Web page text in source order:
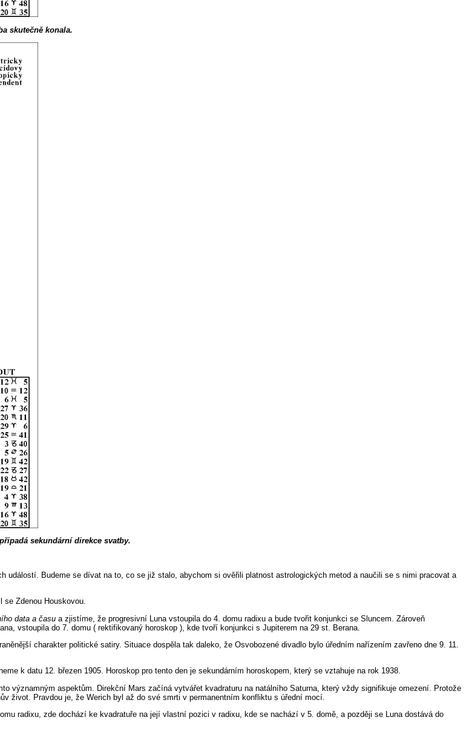
skutečně konala.
sekundární direkce svatby.
událostí. Budeme se dívat na to, co se již stalo, abychom si ověřili platnost astrologických metod a naučili se s nimi pracovat a
se Zdenou Houskovou.
data a času a zjistíme, že progresivní Luna vstoupila do 4. domu radixu a bude tvořit konjunkci se Sluncem. Zároveň
vstoupila do 7. domu ( rektifikovaný horoskop ), kde tvoří konjunkci s Jupiterem na 29 st. Berana.
charakter politické satiry. Situace dospěla tak daleko, že Osvobozené divadlo bylo úředním nařízením zavřeno dne 9. 11.
k datu 12. březen 1905. Horoskop pro tento den je sekundárním horoskopem, který se vztahuje na rok 1938.
významným aspektům. Direkční Mars začíná vytvářet kvadraturu na natálního Saturna, který vždy signifikuje omezení. Protože
život. Pravdou je, že Werich byl až do své smrti v permanentním konfliktu s úřední mocí.
radixu, zde dochází ke kvadratuře na její vlastní pozici v radixu, kde se nachází v 5. domě, a později se Luna dostává do